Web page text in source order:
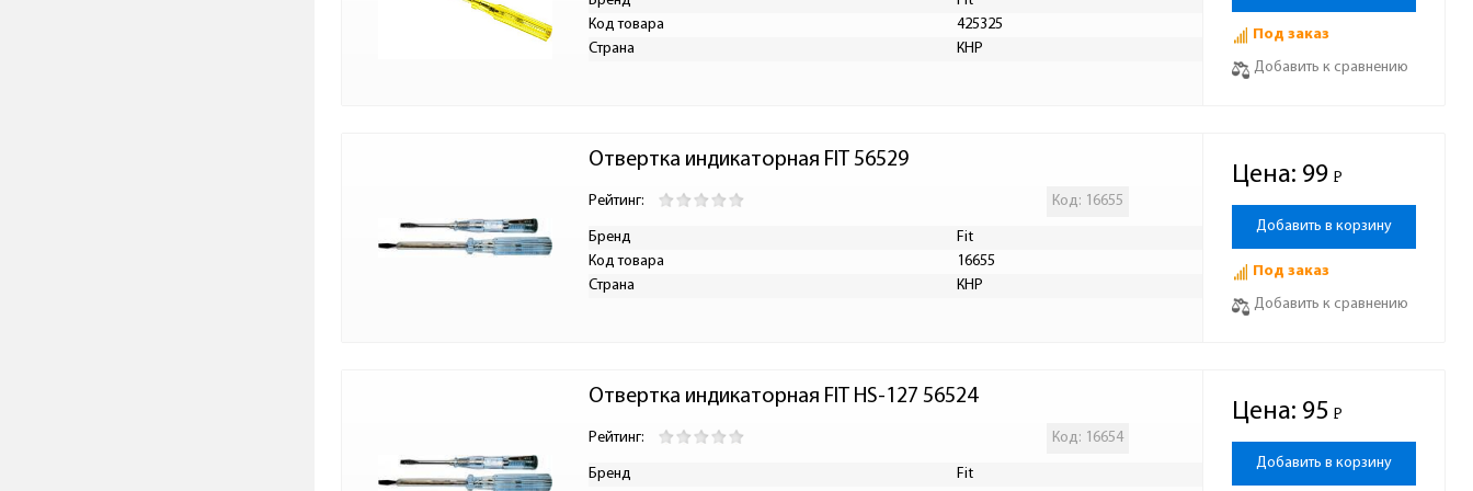
Код товара
425325
Страна
КНР
Под заказ
Добавить к сравнению
Отвертка индикаторная FIT 56529
Рейтинг: Код: 16655
Бренд
Fit
Код товара
16655
Страна
КНР
Цена: 99 Р
-
Добавить в корзину
Под заказ
Добавить к сравнению
Отвертка индикаторная FIT HS-127 56524
Рейтинг: Код: 16654
Бренд
Fit
Цена: 95 Р
-
Добавить в корзину